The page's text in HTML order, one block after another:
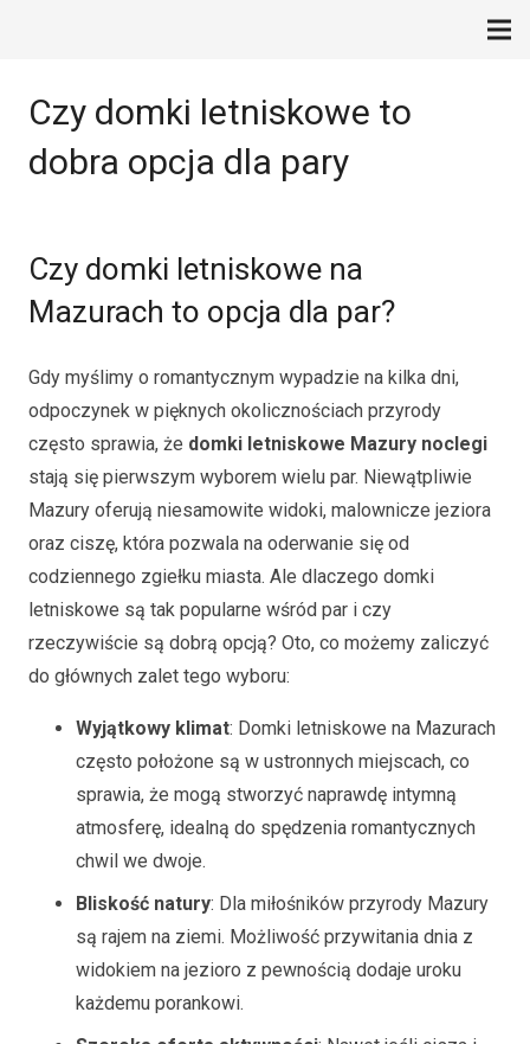
Czy domki letniskowe to
dobra opcja dla pary
Czy domki letniskowe na
Mazurach to opcja dla par?
Gdy myślimy o romantycznym wypadzie na kilka dni,
odpoczynek w pięknych okolicznościach przyrody
często sprawia, że domki letniskowe Mazury noclegi
stają się pierwszym wyborem wielu par. Niewątpliwie
Mazury oferują niesamowite widoki, malownicze jeziora
oraz ciszę, która pozwala na oderwanie się od
codziennego zgiełku miasta. Ale dlaczego domki
letniskowe są tak popularne wśród par i czy
rzeczywiście są dobrą opcją? Oto, co możemy zaliczyć
do głównych zalet tego wyboru:
Wyjątkowy klimat: Domki letniskowe na Mazurach
często położone są w ustronnych miejscach, co
sprawia, że mogą stworzyć naprawdę intymną
atmosferę, idealną do spędzenia romantycznych
chwil we dwoje.
Bliskość natury: Dla miłośników przyrody Mazury
są rajem na ziemi. Możliwość przywitania dnia z
widokiem na jezioro z pewnością dodaje uroku
każdemu porankowi.